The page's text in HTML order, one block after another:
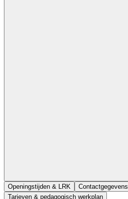
Openingstijden & LRK
Contactgegevens
Tarieven & pedagogisch werkplan